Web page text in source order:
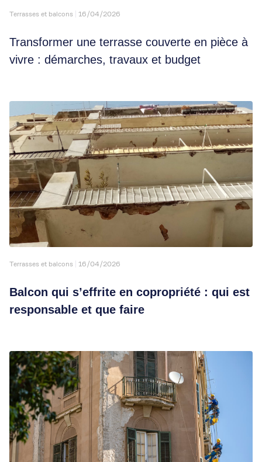
Terrasses et balcons 16/04/2026
Transformer une terrasse couverte en pièce à
vivre : démarches, travaux et budget
Terrasses et balcons 16/04/2026
Balcon qui s’effrite en copropriété : qui est
responsable et que faire